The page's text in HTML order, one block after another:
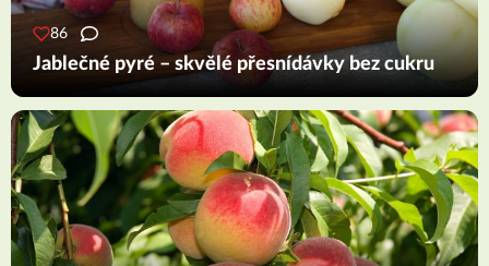
86
Jablečné pyré – skvělé přesnídávky bez cukru